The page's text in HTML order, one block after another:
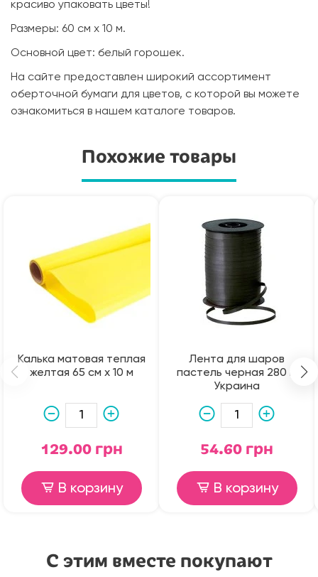
красиво упаковать цветы!
Размеры: 60 см х 10 м.
Основной цвет: белый горошек.
На сайте предоставлен широкий ассортимент
оберточной бумаги для цветов, с которой вы можете
ознакомиться в нашем каталоге товаров.
Похожие товары
Калька матовая теплая
желтая 65 см х 10 м
129.00 грн
В корзину
Лента для шаров
пастель черная 280 м
Украина
54.60 грн
В корзину
С этим вместе покупают